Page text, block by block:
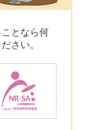
となら何
さい。